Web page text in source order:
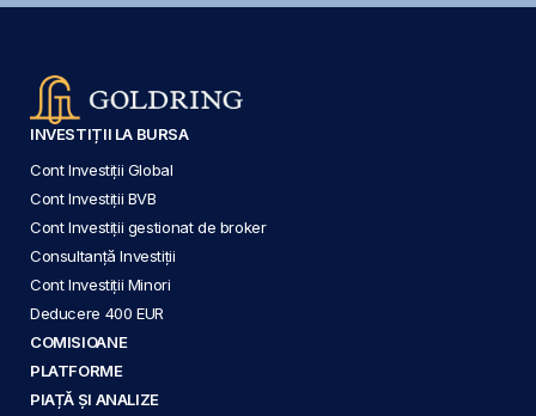
INVESTIȚII LA BURSA
Cont Investiții Global
Cont Investiții BVB
Cont Investiții gestionat de broker
Consultanță Investiții
Cont Investiții Minori
Deducere 400 EUR
COMISIOANE
PLATFORME
PIAȚĂ ȘI ANALIZE